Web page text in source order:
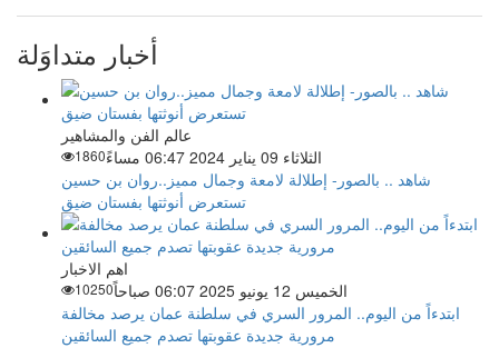
أخبار متداوَلة
عالم الفن والمشاهير
الثلاثاء 09 يناير 2024 06:47 مساءً
1860
شاهد .. بالصور- إطلالة لامعة وجمال مميز..روان بن حسين
تستعرض أنوثتها بفستان ضيق
اهم الاخبار
الخميس 12 يونيو 2025 06:07 صباحاً
10250
ابتدءاً من اليوم.. المرور السري في سلطنة عمان يرصد مخالفة
مرورية جديدة عقوبتها تصدم جميع السائقين